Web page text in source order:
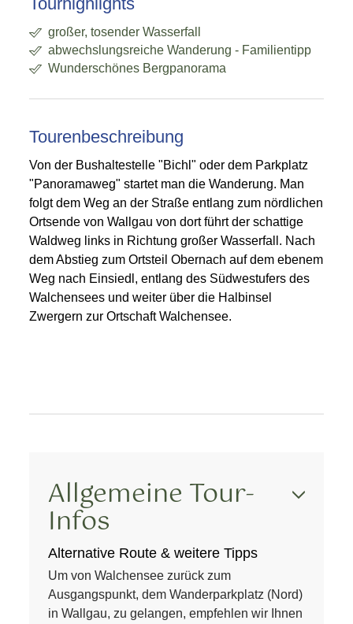
großer, tosender Wasserfall
abwechslungsreiche Wanderung - Familientipp
Wunderschönes Bergpanorama
Tourenbeschreibung
Von der Bushaltestelle "Bichl" oder dem Parkplatz
"Panoramaweg" startet man die Wanderung. Man
folgt dem Weg an der Straße entlang zum nördlichen
Ortsende von Wallgau von dort führt der schattige
Waldweg links in Richtung großer Wasserfall. Nach
dem Abstieg zum Ortsteil Obernach auf dem ebenem
Weg nach Einsiedl, entlang des Südwestufers des
Walchensees und weiter über die Halbinsel
Zwergern zur Ortschaft Walchensee.
Allgemeine Tour-
Infos
Alternative Route & weitere Tipps
Um von Walchensee zurück zum
Ausgangspunkt, dem Wanderparkplatz (Nord)
in Wallgau, zu gelangen, empfehlen wir Ihnen